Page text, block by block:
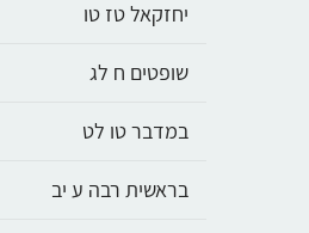
יחזקאל טז טו
שופטים ח לג
במדבר טו לט
בראשית רבה ע יב